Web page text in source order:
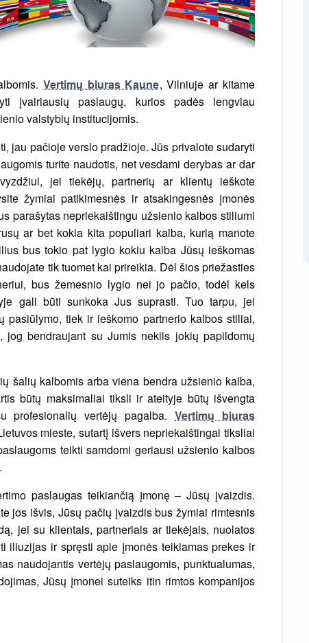
Vertimų biuras Kaune, Vilniuje ar kitame
įvairiausių paslaugų, kurios padės lengviau
valstybių institucijomis.
jau pačioje verslo pradžioje. Jūs privalote sudaryti
turite naudotis, net vesdami derybas ar dar
jei tiekėjų, partnerių ar klientų ieškote
žymiai patikimesnės ir atsakingesnės įmonės
parašytas nepriekaištingu užsienio kalbos stiliumi
ar bet kokia kita populiari kalba, kurią manote
bus tokio pat lygio kokiu kalba Jūsų ieškomas
tik tuomet kai prireikia. Dėl šios priežasties
bus žemesnio lygio nei jo pačio, todėl kels
gali būti sunkoka Jus suprasti. Tuo tarpu, jei
pasiūlymo, tiek ir ieškomo partnerio kalbos stiliai,
bendraujant su Jumis nekils jokių papildomų
šalių kalbomis arba viena bendra užsienio kalba,
būtų maksimaliai tiksli ir ateityje būtų išvengta
profesionalių vertėjų pagalba.Vertimų biuras
mieste, sutartį išvers nepriekaištingai tiksliai
teikti samdomi geriausi užsienio kalbos
paslaugas teikiančią įmonę – Jūsų įvaizdis.
jos išvis, Jūsų pačių įvaizdis bus žymiai rimtesnis
jei su klientais, partneriais ar tiekėjais, nuolatos
iliuzijas ir spręsti apie įmonės teikiamas prekes ir
naudojantis vertėjų paslaugomis, punktualumas,
Jūsų įmonei suteiks itin rimtos kompanijos